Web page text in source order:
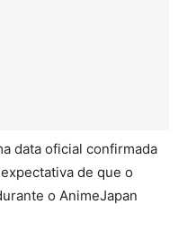
data oficial confirmada
de que o
o AnimeJapan